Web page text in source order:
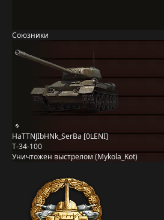
Союзники
HaTTNJIbHNk_SerBa [0LENI]
Т-34-100
Уничтожен выстрелом (Mykola_Kot)